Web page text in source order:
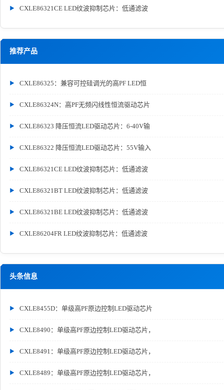
CXLE86321CE LED纹波抑制芯片：低通滤波
推荐产品
CXLE86325：兼容可控硅调光的高PF LED恒
CXLE86324N：高PF无频闪线性恒流驱动芯片
CXLE86323 降压恒流LED驱动芯片：6-40V输
CXLE86322 降压恒流LED驱动芯片：55V输入
CXLE86321CE LED纹波抑制芯片：低通滤波
CXLE86321BT LED纹波抑制芯片：低通滤波
CXLE86321BE LED纹波抑制芯片：低通滤波
CXLE86204FR LED纹波抑制芯片：低通滤波
头条信息
CXLE8455D：单级高PF原边控制LED驱动芯片
CXLE8490：单级高PF原边控制LED驱动芯片，
CXLE8491：单级高PF原边控制LED驱动芯片，
CXLE8489：单级高PF原边控制LED驱动芯片，